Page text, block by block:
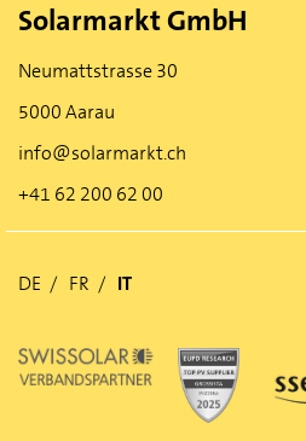
Solarmarkt GmbH
Neumattstrasse 30
5000 Aarau
info@solarmarkt.ch
+41 62 200 62 00
DE FR IT